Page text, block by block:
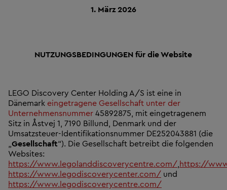
1. März 2026
NUTZUNGSBEDINGUNGEN für die Website
LEGO Discovery Center Holding A/S ist eine in
Dänemark eingetragene Gesellschaft unter der
Unternehmensnummer 45892875, mit eingetragenem
Sitz in Åstvej 1, 7190 Billund, Denmark und der
Umsatzsteuer-Identifikationsnummer DE252043881 (die
„Gesellschaft“). Die Gesellschaft betreibt die folgenden
Websites:
https://www.legolanddiscoverycentre.com/,https://
https://www.legodiscoverycenter.com/ und
https://www.legodiscoverycentre.com/